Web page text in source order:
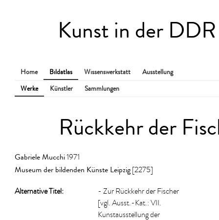
Kunst in der DDR
Home Bildatlas Wissenswerkstatt
Ausstellung
Werke
Künstler Sammlungen
Rückkehr der
Gabriele Mucchi1971
Museum der bildenden Künste Leipzig [2275]
Alternative Titel:
- Zur Rückkehr der Fischer
[vgl. Ausst.-Kat.: VII.
Kunstausstellung der